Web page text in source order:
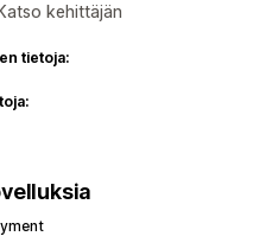
kehittäjän
tietoja: